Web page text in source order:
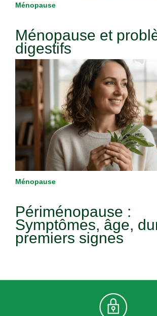
Ménopause
Ménopause et
digestifs
Ménopause
Périménopause :
Symptômes, âge,
premiers signes